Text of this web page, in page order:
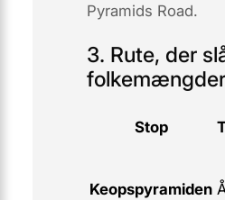
Pyramids Road.
3. Rute, der
Stop
Keopspyramiden